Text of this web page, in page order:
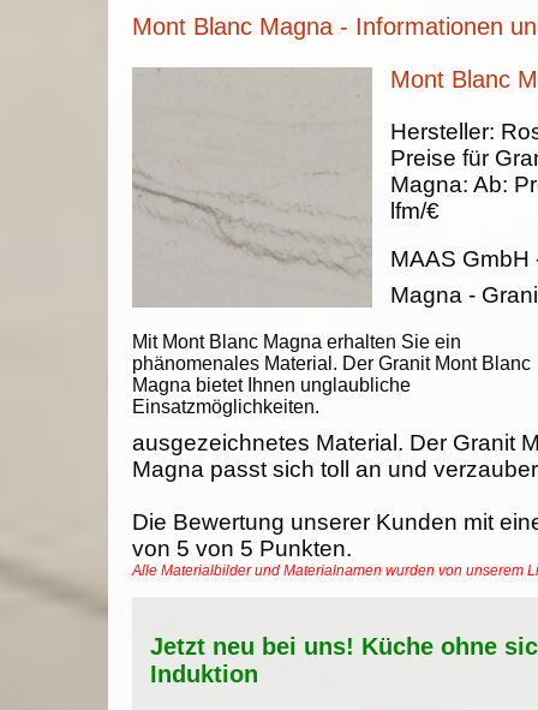
Mont Blanc Magna - Informationen
Mont Blanc
Mit Mont Blanc Magna erhalten Sie ein
phänomenales Material. Der Granit Mont Blanc
Magna bietet Ihnen unglaubliche
Einsatzmöglichkeiten.
Hersteller:
Preise für
Magna: Ab:
lfm/€
MAAS GmbH
Magna -
ausgezeichnetes Material. Der Granit
Magna passt sich toll an und
Die Bewertung unserer Kunden mit
von 5 von 5 Punkten.
Alle Materialbilder und Materialnamen wurden von unserem
Jetzt neu bei uns! Küche ohne
Induktion